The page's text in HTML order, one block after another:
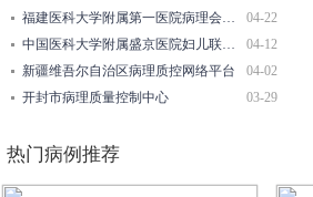
04-22
福建医科大学附属第一医院病理会诊平台
04-12
中国医科大学附属盛京医院妇儿联盟远程病理会诊平台
04-02
新疆维吾尔自治区病理质控网络平台
03-29
开封市病理质量控制中心
热门病例推荐